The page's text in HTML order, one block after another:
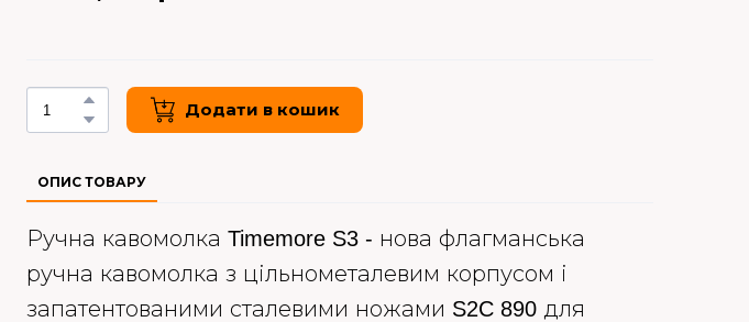
Додати в кошик
ОПИС ТОВАРУ
Ручна кавомолка Timemore S3 - нова флагманська
ручна кавомолка з цільнометалевим корпусом і
запатентованими сталевими ножами S2C 890 для